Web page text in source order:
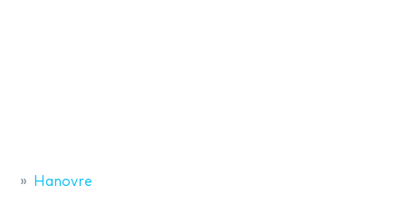
Hanovre